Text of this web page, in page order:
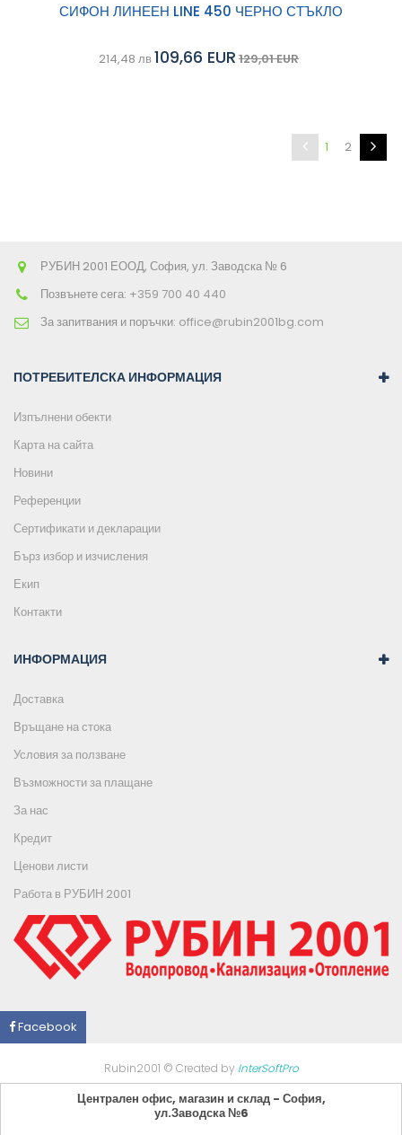
СИФОН ЛИНЕЕН LINE 450 ЧЕРНО СТЪКЛО
214,48 лв109,66 EUR 129,01 EUR
1 2
РУБИН 2001 ЕООД, София, ул. Заводска № 6
Позвънете сега: +359 700 40 440
За запитвания и поръчки: office@rubin2001bg.com
ПОТРЕБИТЕЛСКА ИНФОРМАЦИЯ
Изпълнени обекти
Карта на сайта
Новини
Референции
Сертификати и декларации
Бърз избор и изчисления
Екип
Контакти
ИНФОРМАЦИЯ
Доставка
Връщане на стока
Условия за ползване
Възможности за плащане
За нас
Кредит
Ценови листи
Работа в РУБИН 2001
Facebook
Rubin2001 © Created by InterSoftPro
Централен офис, магазин и склад - София,
ул.Заводска №6